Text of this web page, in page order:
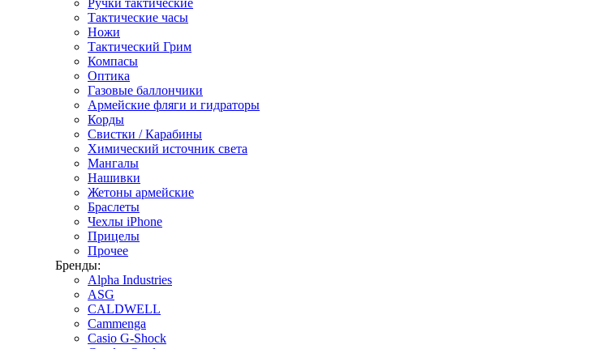
Ручки тактические
Тактические часы
Ножи
Тактический Грим
Компасы
Оптика
Газовые баллончики
Армейские фляги и гидраторы
Корды
Свистки / Карабины
Химический источник света
Мангалы
Нашивки
Жетоны армейские
Браслеты
Чехлы iPhone
Прицелы
Прочее
Бренды:
Alpha Industries
ASG
CALDWELL
Cammenga
Casio G-Shock